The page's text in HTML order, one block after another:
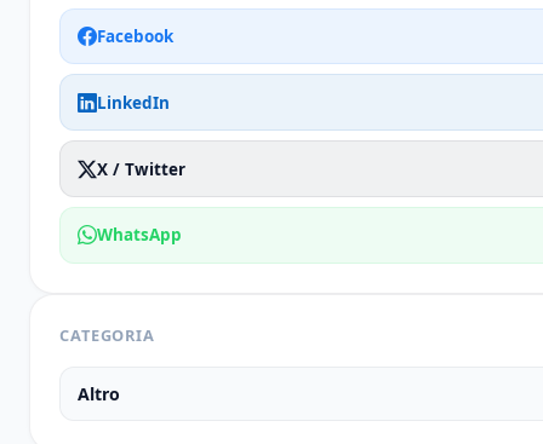
Facebook
LinkedIn
X / Twitter
WhatsApp
CATEGORIA
Altro